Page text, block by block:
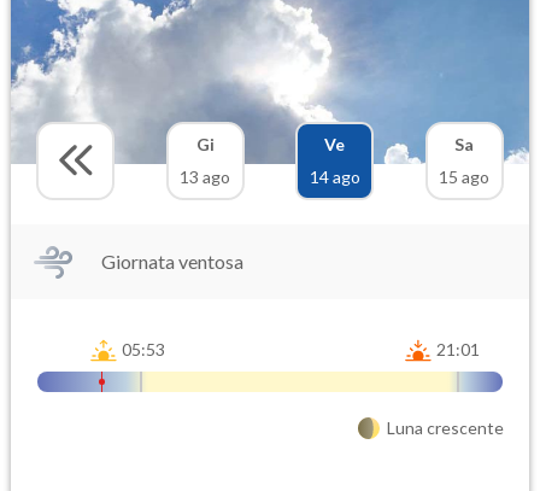
Gi
13 ago
Ve
14 ago
Sa
15 ago
Giornata ventosa
05:53 21:01
Luna crescente